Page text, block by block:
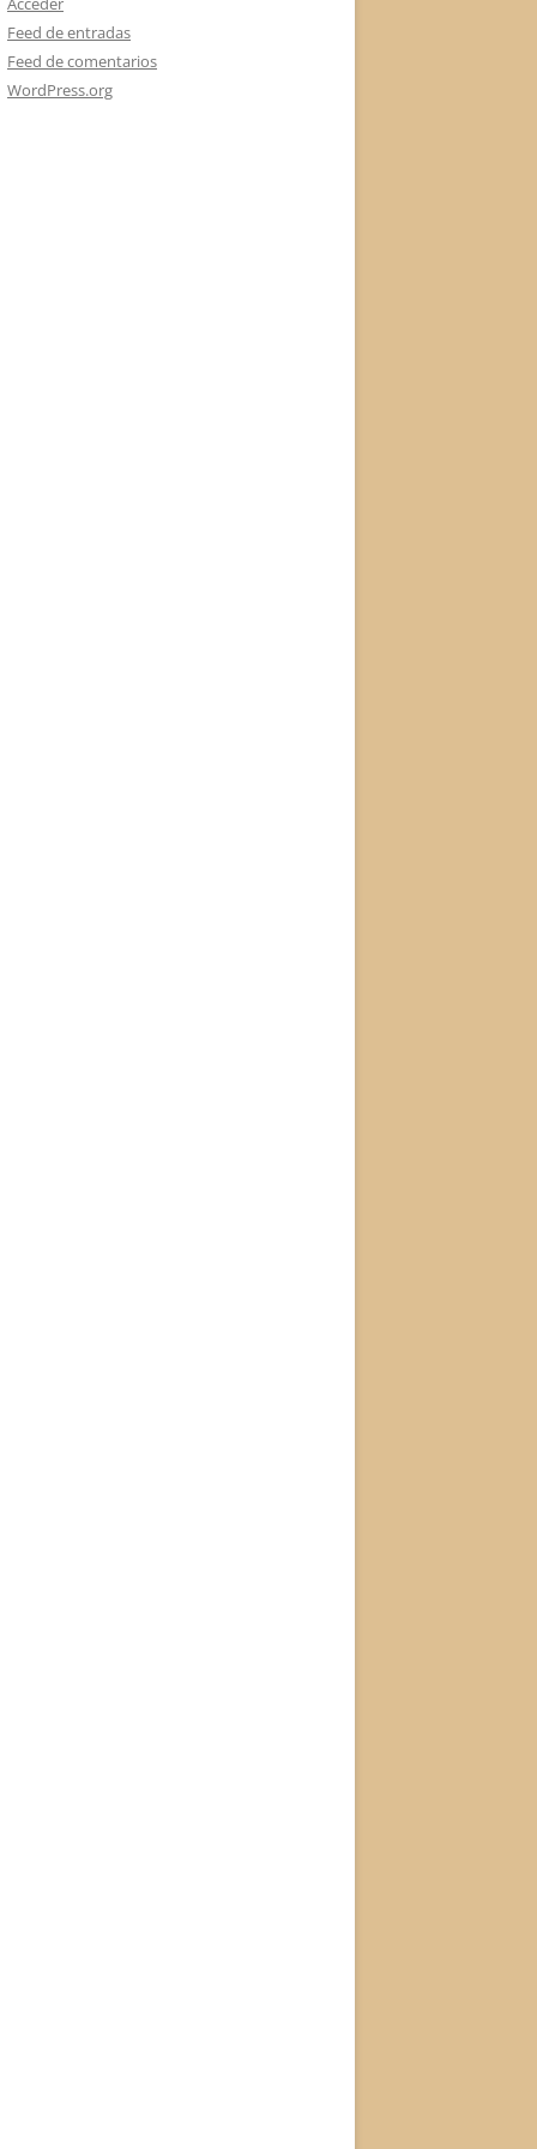
Feed de entradas
Feed de comentarios
WordPress.org